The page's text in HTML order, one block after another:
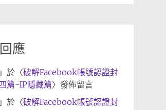
應
於〈破解Facebook帳號認證封
篇-IP隱藏篇〉發佈留言
」於〈破解Facebook帳號認證封